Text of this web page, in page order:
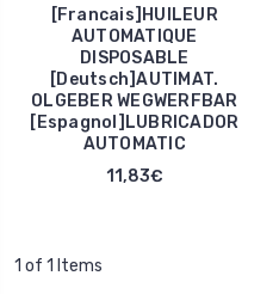
[Francais]HUILEUR
AUTOMATIQUE
DISPOSABLE
[Deutsch]AUTIMAT.
OLGEBER WEGWERFBAR
[Espagnol]LUBRICADOR
AUTOMATIC
11,83€
1 of 1 Items